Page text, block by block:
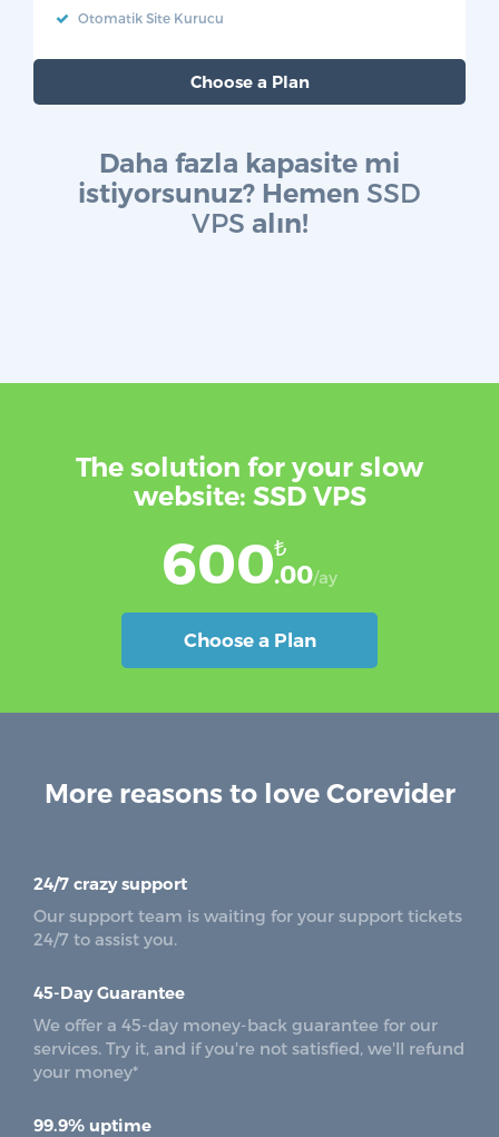
Otomatik Site Kurucu
Choose a Plan
Daha fazla kapasite mi
istiyorsunuz? Hemen SSD
VPS alın!
The solution for your slow
website: SSD VPS
600₺
.00/ay
Choose a Plan
More reasons to love Corevider
24/7 crazy support
Our support team is waiting for your support tickets
24/7 to assist you.
45-Day Guarantee
We offer a 45-day money-back guarantee for our
services. Try it, and if you're not satisfied, we'll refund
your money*
99.9% uptime